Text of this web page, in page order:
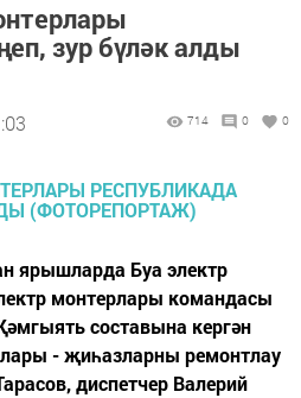
зур бүләк алды
714 0 0
ярышларда Буа электр
монтерлары командасы
составына кергән
- җиһазларны ремонтлау
диспетчер Валерий